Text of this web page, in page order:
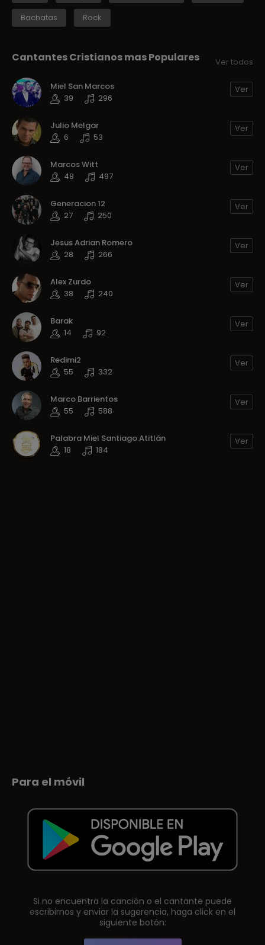
Bachatas Rock
Cantantes Cristianos mas Populares Ver todos
Miel San Marcos
39
296
Ver
Julio Melgar
6
53
Ver
Marcos Witt
48
497
Ver
Generacion 12
27
250
Ver
Jesus Adrian Romero
28
266
Ver
Alex Zurdo
38
240
Ver
Barak
14
92
Ver
Redimi2
55
332
Ver
Marco Barrientos
55
588
Ver
Palabra Miel Santiago Atitlán
18
184
Ver
Para el móvil
Si no encuentra la canción o el cantante puede
escribirnos y enviar la sugerencia, haga click en el
siguiente botón: